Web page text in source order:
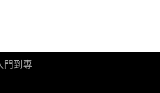
門到專